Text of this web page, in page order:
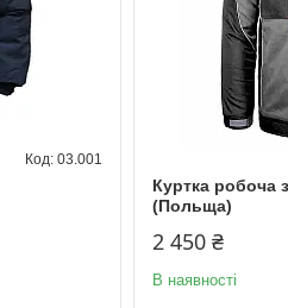
03.001
Куртка робоча
(Польща)
2 450 ₴
В наявності